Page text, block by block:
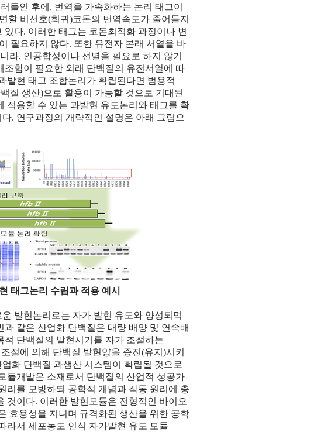
들인 후에, 번역을 가속화하는 논리 태그이
할 비선호(희귀)코돈의 번역속도가 줄어들지
다. 이러한 태그는 코돈최적화 과정이나 변
필요하지 않다. 또한 유전자 본래 서열을 바
라, 인공합성이나 선별을 필요로 하지 않기
합이 필요한 외래 단백질의 유전서열에 따
발현 태그 조합논리가 확립된다면 범용적
질 생산)으로 활용이 가능할 것으로 기대된
적용할 수 있는 과발현 유도논리와 태그를 확
. 연구과정의 개략적인 설명은 아래 그림으
태그논리 수립과 적용 예시
발현논리로는 자가 발현 유도와 양성되먹
같은 산업화 단백질은 대량 배양 및 연속배
단백질의 발현시기를 자가 조절하는
절에 의해 단백질 발현양을 증진(유지)시키
화 단백질 과생산 시스템이 확립될 것으로
듈개발은 소재로서 단백질의 산업적 성공가
리를 모방하되 공학적 개념과 작동 원리에 충
것이다. 이러한 발현모듈은 전형적인 바이오
효용성을 지니며 규격화된 생산을 위한 공학
라서 세포농도 인식 자가발현 유도 모듈